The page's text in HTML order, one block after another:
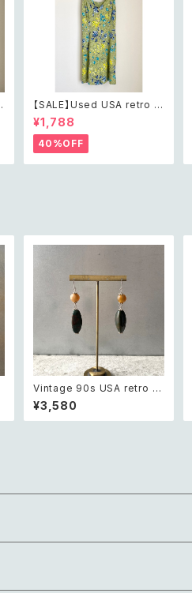
【SALE】Used USA retro b
otanical flower salopett
e short pants レトロ アメリ
カ ユーズド 古着 ライトグリー
ン ボタニカル フラワー サロペ
ット ショートパンツ
¥1,788
40%OFF
Vintage 90s USA retro n
atural stone agate×gree
n jasper swing design pi
erce レトロ アメリカ ヴィン
¥3,580